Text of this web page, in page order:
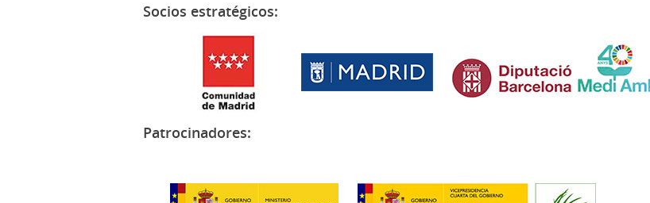
Socios estratégicos:
Patrocinadores: